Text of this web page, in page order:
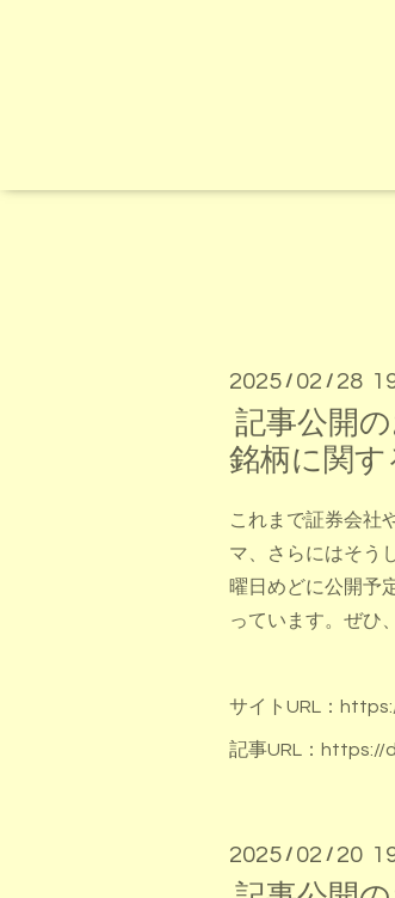
2025 / 02 / 28
記事公開
銘柄に関す
これまで証券会社
マ、さらにはそう
曜日めどに公開予
っています。ぜひ
サイトURL：
記事URL： https://
2025 / 02 / 20